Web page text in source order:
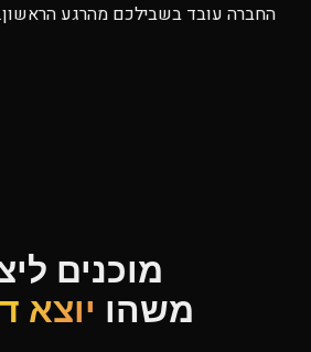
החברה עובד בשבילכם מהרגע הראשון.
מוכנים
משהו יוצא